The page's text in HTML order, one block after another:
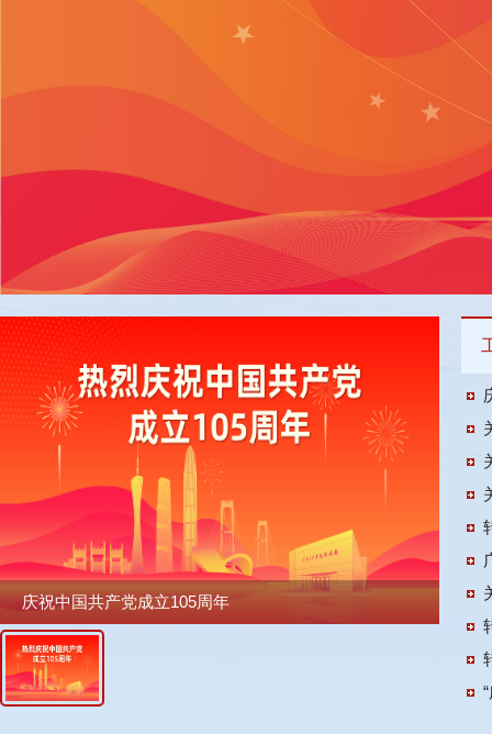
庆祝中国共产党成立105周年